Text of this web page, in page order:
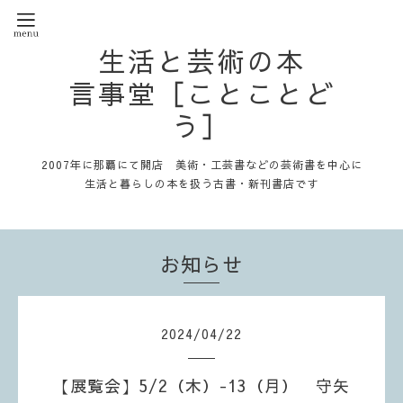
生活と芸術の本
言事堂［ことことど
う］
2007年に那覇にて開店 美術・工芸書などの芸術書を中心に
生活と暮らしの本を扱う古書・新刊書店です
お知らせ
2024/04/22
【展覧会】5/2（木）-13（月） 守矢